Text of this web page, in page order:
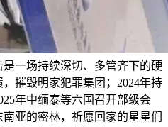
一场持续深切、多管齐下的硬
摧毁明家犯罪集团；2024年持
年中缅泰等六国召开部级会
亚的密林，祈愿回家的星星们